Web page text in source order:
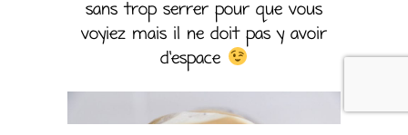
sans trop serrer pour que vous
voyiez mais il ne doit pas y avoir
d’espace